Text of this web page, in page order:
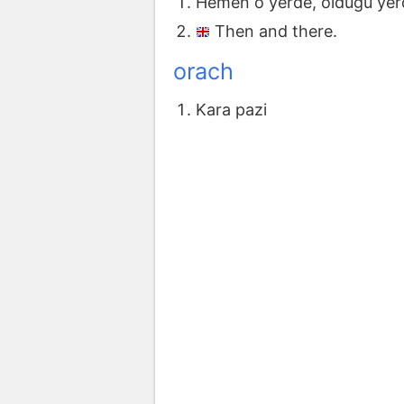
Then and there.
orach
Kara pazi